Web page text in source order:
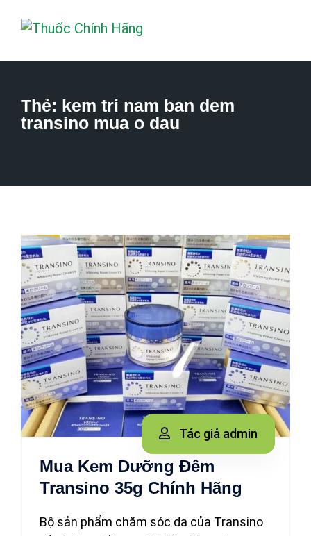
Thẻ: kem tri nam ban dem
transino mua o dau
Tác giả admin
Mua Kem Dưỡng Đêm
Transino 35g Chính Hãng
Bộ sản phẩm chăm sóc da của Transino